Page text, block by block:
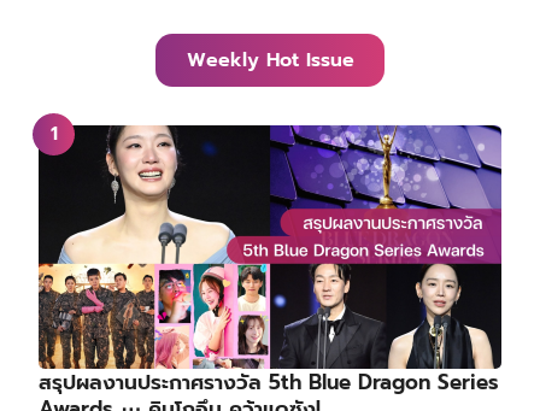
Weekly Hot Issue
สรุปผลงานประกาศรางวัล 5th Blue Dragon Series